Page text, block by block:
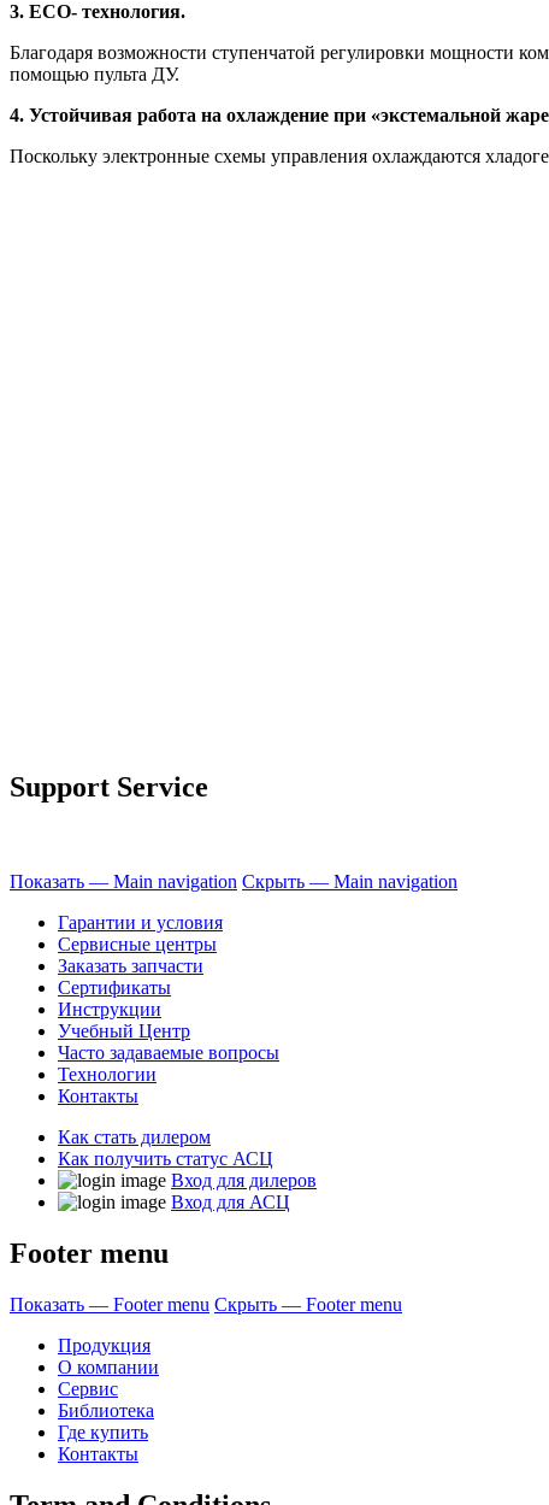
3. ECO- технология.
Благодаря возможности ступенчатой регулировки мощности
помощью пульта ДУ.
4. Устойчивая работа на охлаждение при «экстемальной
Поскольку электронные схемы управления охлаждаются
Support Service
Показать — Main navigation Скрыть — Main navigation
Гарантии и условия
Сервисные центры
Заказать запчасти
Сертификаты
Инструкции
Учебный Центр
Часто задаваемые вопросы
Технологии
Контакты
Как стать дилером
Как получить статус АСЦ
Вход для дилеров
Вход для АСЦ
Footer menu
Показать — Footer menu Скрыть — Footer menu
Продукция
О компании
Сервис
Библиотека
Где купить
Контакты